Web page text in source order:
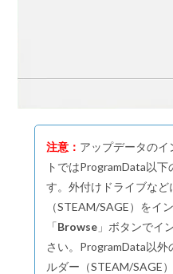
注意： アップデータの
トではProgramData以
す。外付けドライブな
（STEAM/SAGE）をイ
「Browse」ボタンでイ
さい。ProgramData以
ルダー（STEAM/SAGE